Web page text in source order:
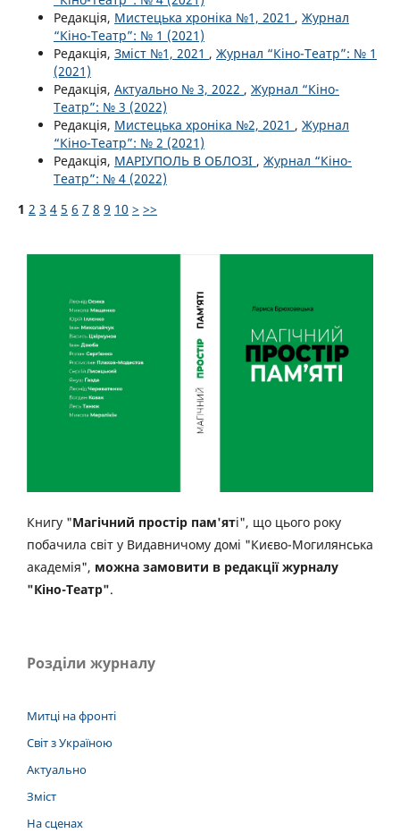
Редакція, Мистецька хроніка №1, 2021 , Журнал
“Кіно-Театр”: № 1 (2021)
Редакція, Зміст №1, 2021 , Журнал “Кіно-Театр”: № 1
(2021)
Редакція, Актуально № 3, 2022 , Журнал “Кіно-
Театр”: № 3 (2022)
Редакція, Мистецька хроніка №2, 2021 , Журнал
“Кіно-Театр”: № 2 (2021)
Редакція, МАРІУПОЛЬ В ОБЛОЗІ , Журнал “Кіно-
Театр”: № 4 (2022)
1 2 3 4 5 6 7 8 9 10 > >>
Книгу "Магічний простір пам'яті", що цього року
побачила світ у Видавничому домі "Києво-Могилянська
академія", можна замовити в редакції журналу
"Кіно-Театр".
Розділи журналу
Митці на фронті
Світ з Україною
Актуально
Зміст
На сценах